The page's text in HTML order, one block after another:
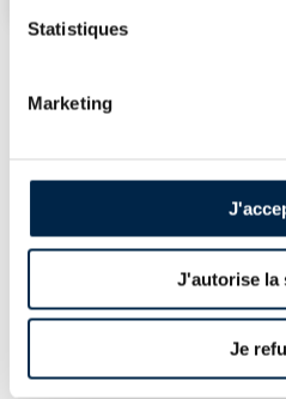
Statistiques
Marketing
J'autorise la
Je
LA CUVÉE
Glenrothes 1988 Second
27 ans en fûts de sherry,
américain de premier